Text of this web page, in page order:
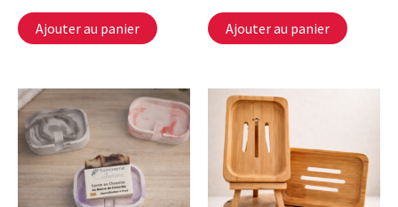
Ajouter au panier Ajouter au panier